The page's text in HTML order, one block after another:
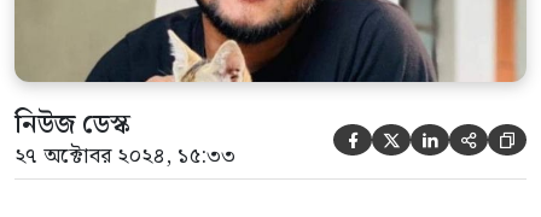
নিউজ ডেস্ক
২৭ অক্টোবর ২০২৪, ১৫:৩৩     